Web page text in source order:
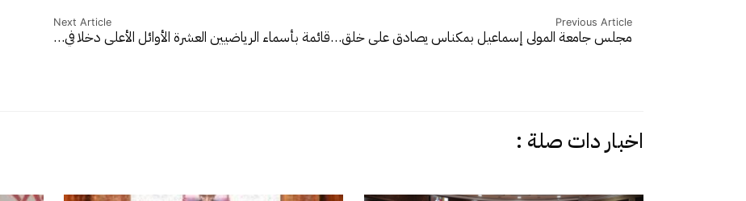
Previous Article
مجلس جامعة المولى إسماعيل بمكناس يصادق على خلق…
Next Article
قائمة بأسماء الرياضيين العشرة الأوائل الأعلى دخلا في…
اخبار دات صلة :